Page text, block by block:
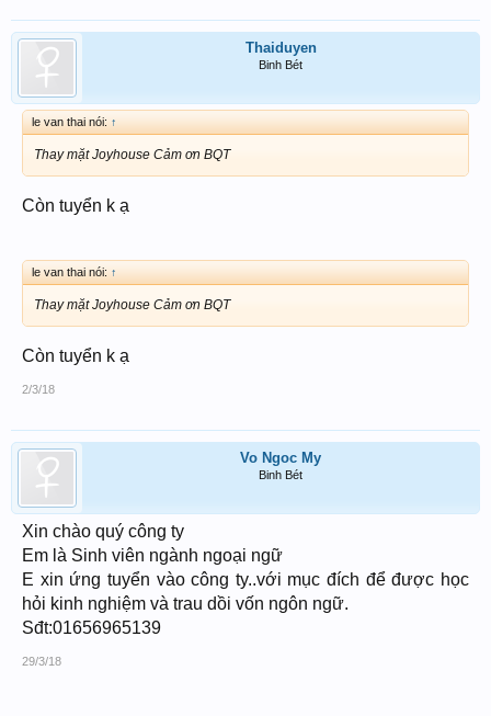
Thaiduyen
Binh Bét
le van thai nói: ↑
Thay mặt Joyhouse Cảm ơn BQT
Còn tuyển k ạ
le van thai nói: ↑
Thay mặt Joyhouse Cảm ơn BQT
Còn tuyển k ạ
2/3/18
Vo Ngoc My
Binh Bét
Xin chào quý công ty
Em là Sinh viên ngành ngoại ngữ
E xin ứng tuyển vào công ty..với mục đích để được học
hỏi kinh nghiệm và trau dồi vốn ngôn ngữ.
Sđt:01656965139
29/3/18